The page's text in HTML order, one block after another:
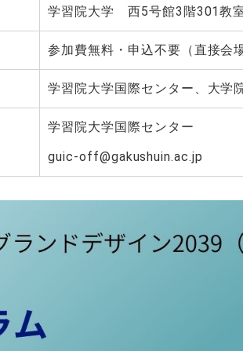
学習院大学 西5号館3階301教
参加費無料・申込不要（直接会
学習院大学国際センター、大学
学習院大学国際センター
guic-off@gakushuin.ac.jp